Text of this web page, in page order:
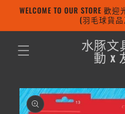
跳至內容
WELCOME TO OUR STORE
(羽毛球貨
水豚文
動 x
略過產品
資訊